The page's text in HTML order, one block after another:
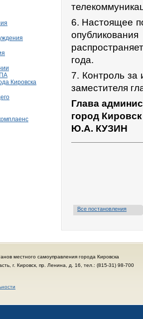
6. Настоящее
года.
7. Контроль за
заместителя
Глава
город
Ю.А. КУЗИН
Все постановления
Кировскa
местного самоуправления города Кировска
г. Кировск, пр. Ленина, д. 16, тел.: (815-31) 98-700